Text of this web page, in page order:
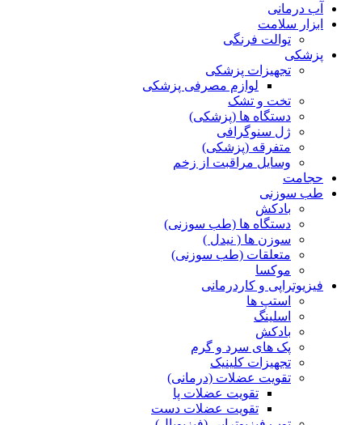
آب درمانی
ابزار سلامت
توالت فرنگی
پزشکی
تجهیزات پزشکی
لوازم مصرفی پزشکی
تخت و تشک
دستگاه ها (پزشکی)
ژل سنوگرافی
متفرقه (پزشکی)
وسایل مراقبت از زخم
حجامت
طب سوزنی
بادکش
دستگاه ها (طب سوزنی)
سوزن ها ( نیدل )
متعلقات (طب سوزنی)
موکسا
فیزیوتراپی و کاردرمانی
استپ ها
اسلینگ
بادکش
پک های سرد و گرم
تجهیزات کلینیک
تقویت عضلات (درمانی)
تقویت عضلات پا
تقویت عضلات دست